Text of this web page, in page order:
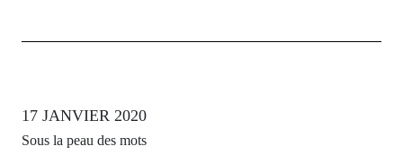
17 JANVIER 2020
Sous la peau des mots